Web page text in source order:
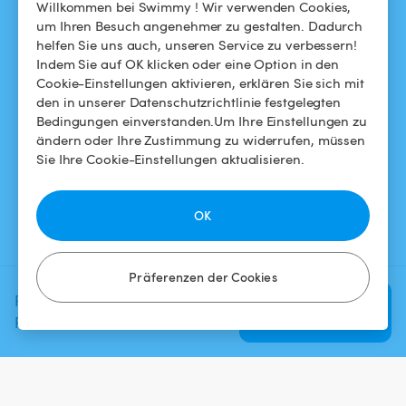
Willkommen bei Swimmy ! Wir verwenden Cookies,
um Ihren Besuch angenehmer zu gestalten. Dadurch
helfen Sie uns auch, unseren Service zu verbessern!
Indem Sie auf OK klicken oder eine Option in den
Cookie-Einstellungen aktivieren, erklären Sie sich mit
den in unserer Datenschutzrichtlinie festgelegten
Bedingungen einverstanden.Um Ihre Einstellungen zu
ändern oder Ihre Zustimmung zu widerrufen, müssen
Sie Ihre Cookie-Einstellungen aktualisieren.
Präferenzen der Cookies
OK
Planen Sie Ihr nächstes
Poolerlebnis
Verfügbarkeit
So funktioniert's
HILFE
Helpdesk
Allgemeine
Datenschutzbestimmungen
Impressums
FOLGEN SIE UNS
Facebook
Instagram